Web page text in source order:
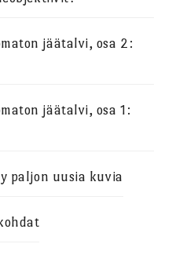
jäätalvi, osa 2:
jäätalvi, osa 1:
paljon uusia kuvia